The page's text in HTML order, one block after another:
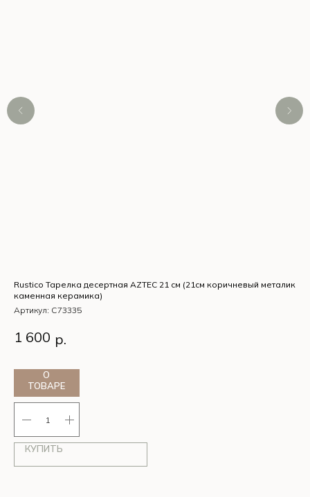
Rustico Тарелка десертная AZTEC 21 см (21см коричневый металик
каменная керамика)
Артикул: C73335
металик каменная керамика)
1 600 р.
О
ТОВАРЕ
КУПИТЬ